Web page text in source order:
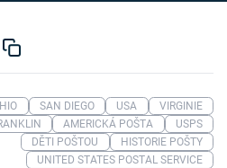
SAN DIEGO USA
VIRGINIE
AMERICKÁ POŠTA
USPS
DĚTI POŠTOU
HISTORIE POŠTY
UNITED STATES POSTAL SERVICE